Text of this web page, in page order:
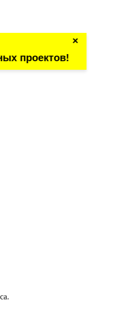
проектов!
×